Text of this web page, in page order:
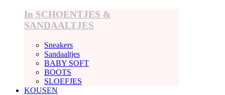
In SCHOENTJES &
SANDAALTJES
Sneakers
Sandaaltjes
BABY SOFT
BOOTS
SLOEFJES
KOUSEN